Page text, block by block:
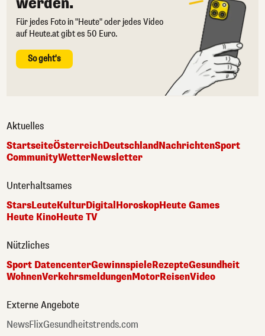
Für jedes Foto in "Heute" oder jedes Video
auf Heute.at gibt es 50 Euro.
So geht's
Aktuelles
StartseiteÖsterreichDeutschlandNachrichtenSport
CommunityWetterNewsletter
Unterhaltsames
StarsLeuteKulturDigital HoroskopHeute Games
Heute KinoHeute TV
Nützliches
Sport DatencenterGewinnspieleRezepteGesundheit
WohnenVerkehrsmeldungenMotorReisenVideo
Externe Angebote
NewsFlixGesundheitstrends.com